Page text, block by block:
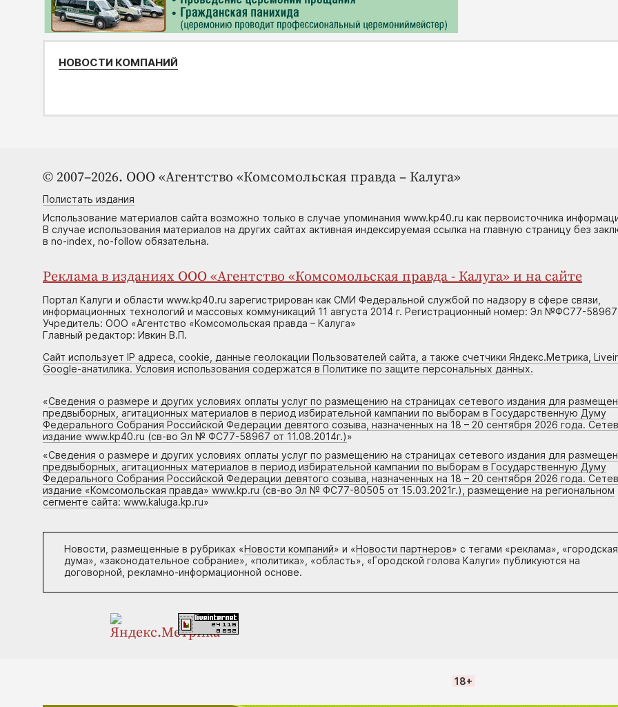
НОВОСТИ КОМПАНИЙ
© 2007–2026. ООО «Агентство «Комсомольская правда – Калуга»
Полистать издания
Использование материалов сайта возможно только в случае упоминания www.kp40.ru как первоисточника
В случае использования материалов на других сайтах активная индексируемая ссылка на главную страницу без
в no-index, no-follow обязательна.
Реклама в изданиях ООО «Агентство «Комсомольская правда - Калуга» и на сайте
Портал Калуги и области www.kp40.ru зарегистрирован как СМИ Федеральной службой по надзору в сфере связи,
информационных технологий и массовых коммуникаций 11 августа 2014 г. Регистрационный номер: Эл №ФС77-58967
Учредитель: ООО «Агентство «Комсомольская правда – Калуга»
Главный редактор: Ивкин В.П.
Сайт использует IP адреса, cookie, данные геолокации Пользователей сайта, а также счетчики Яндекс.Метрика,
Google-анатилика. Условия использования содержатся в Политике по защите персональных данных.
«Сведения о размере и других условиях оплаты услуг по размещению на страницах сетевого издания для
предвыборных, агитационных материалов в период избирательной кампании по выборам в Государственную Думу
Федерального Собрания Российской Федерации девятого созыва, назначенных на 18 – 20 сентября 2026 года.
издание www.kp40.ru (св-во Эл № ФС77-58967 от 11.08.2014г.)»
«Сведения о размере и других условиях оплаты услуг по размещению на страницах сетевого издания для
предвыборных, агитационных материалов в период избирательной кампании по выборам в Государственную Думу
Федерального Собрания Российской Федерации девятого созыва, назначенных на 18 – 20 сентября 2026 года.
издание «Комсомольская правда» www.kp.ru (св-во Эл № ФС77-80505 от 15.03.2021г.), размещение на региональном
сегменте сайта: www.kaluga.kp.ru»
Новости, размещенные в рубриках «Новости компаний» и «Новости партнеров» с тегами «реклама», «городская
дума», «законодательное собрание», «политика», «область», «Городской голова Калуги» публикуются на
договорной, рекламно-информационной основе.
18+